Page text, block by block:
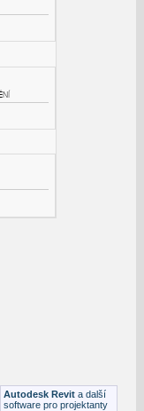
umění
Autodesk Revit a další
software pro projektanty